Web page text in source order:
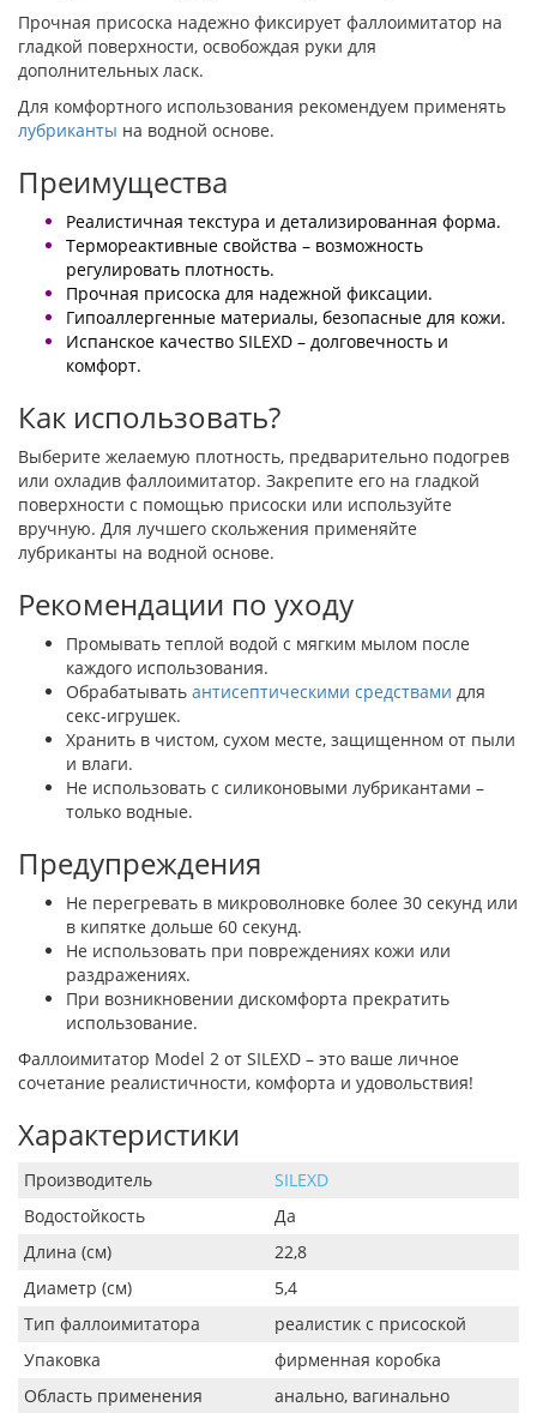
Прочная присоска надежно фиксирует фаллоимитатор на
гладкой поверхности, освобождая руки для
дополнительных ласк.
Для комфортного использования рекомендуем применять
лубриканты на водной основе.
Преимущества
Реалистичная текстура и детализированная форма.
Термореактивные свойства – возможность
регулировать плотность.
Прочная присоска для надежной фиксации.
Гипоаллергенные материалы, безопасные для кожи.
Испанское качество SILEXD – долговечность и
комфорт.
Как использовать?
Выберите желаемую плотность, предварительно подогрев
или охладив фаллоимитатор. Закрепите его на гладкой
поверхности с помощью присоски или используйте
вручную. Для лучшего скольжения применяйте
лубриканты на водной основе.
Рекомендации по уходу
Промывать теплой водой с мягким мылом после
каждого использования.
Обрабатывать антисептическими средствами для
секс-игрушек.
Хранить в чистом, сухом месте, защищенном от пыли
и влаги.
Не использовать с силиконовыми лубрикантами –
только водные.
Предупреждения
Не перегревать в микроволновке более 30 секунд или
в кипятке дольше 60 секунд.
Не использовать при повреждениях кожи или
раздражениях.
При возникновении дискомфорта прекратить
использование.
Фаллоимитатор Model 2 от SILEXD – это ваше личное
сочетание реалистичности, комфорта и удовольствия!
Характеристики
Производитель
SILEXD
Водостойкость
Да
Длина (см)
22,8
Диаметр (см)
5,4
Тип фаллоимитатора
реалистик с присоской
Упаковка
фирменная коробка
Область применения
анально, вагинально